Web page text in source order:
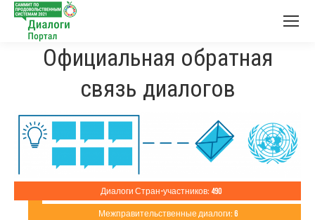
Официальная обратная
связь диалогов
Диалоги Стран-участников: 490
Межправительственные диалоги: 6